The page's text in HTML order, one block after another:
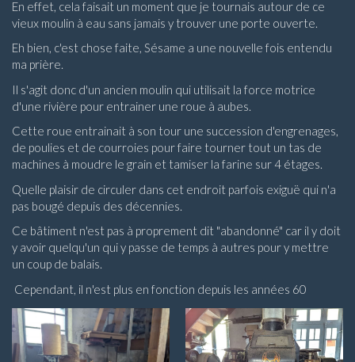
En effet, cela faisait un moment que je tournais autour de ce
vieux moulin à eau sans jamais y trouver une porte ouverte.
Eh bien, c'est chose faite, Sésame a une nouvelle fois entendu
ma prière.
Il s'agit donc d'un ancien moulin qui utilisait la force motrice
d'une rivière pour entrainer une roue à aubes.
Cette roue entrainait à son tour une succession d'engrenages,
de poulies et de courroies pour faire tourner tout un tas de
machines à moudre le grain et tamiser la farine sur 4 étages.
Quelle plaisir de circuler dans cet endroit parfois exiguë qui n'a
pas bougé depuis des décennies.
Ce bâtiment n'est pas à proprement dit "abandonné" car il y doit
y avoir quelqu'un qui y passe de temps à autres pour y mettre
un coup de balais.
Cependant, il n'est plus en fonction depuis les années 60